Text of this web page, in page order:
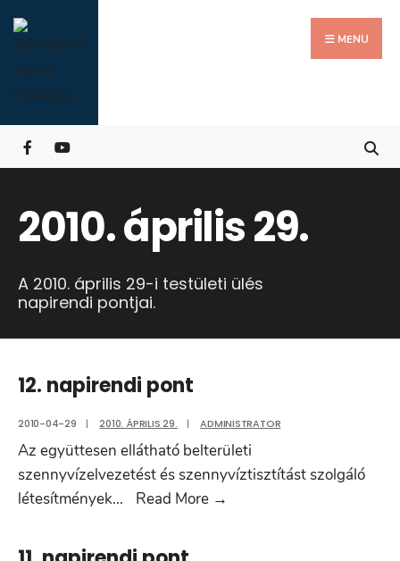
Skip
to
content
MENU
2010. április 29.
A 2010. április 29-i testületi ülés
napirendi pontjai.
12. napirendi pont
2010-04-29 | 2010. ÁPRILIS 29. | ADMINISTRATOR
Az együttesen ellátható belterületi
szennyvízelvezetést és szennyvíztisztítást szolgáló
létesítmények... Read More →
for:
Close